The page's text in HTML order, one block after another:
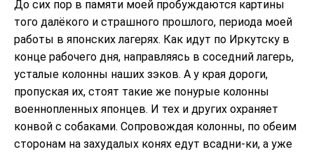
До сих пор в памяти моей пробуждаются картины
того далёкого и страшного прошлого, периода моей
работы в японских лагерях. Как идут по Иркутску в
конце рабочего дня, направляясь в соседний лагерь,
усталые колонны наших зэков. А у края дороги,
пропуская их, стоят такие же понурые колонны
военнопленных японцев. И тех и других охраняет
конвой с собаками. Сопровождая колонны, по обеим
сторонам на захудалых конях едут всадни-ки, а уже